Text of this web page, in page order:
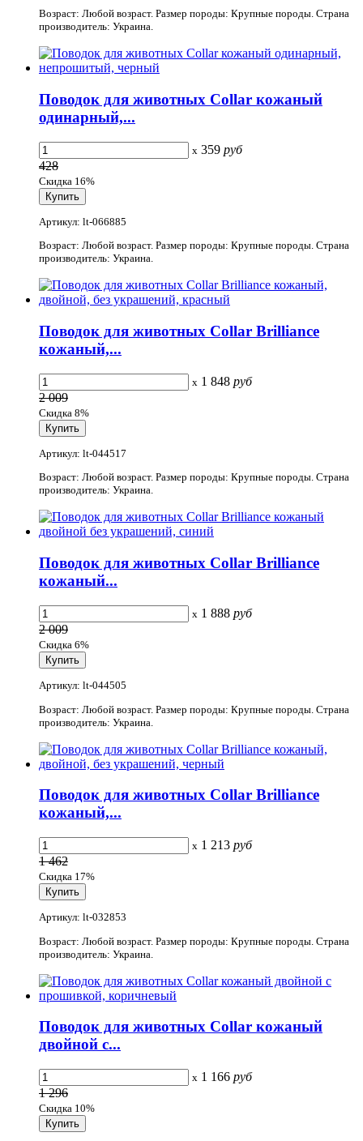
Возраст: Любой возраст. Размер породы: Крупные породы. Страна
производитель: Украина.
Поводок для животных Collar кожаный
одинарный,...
x 359 руб
428
Скидка 16%
Артикул: lt-066885
Возраст: Любой возраст. Размер породы: Крупные породы. Страна
производитель: Украина.
Поводок для животных Collar Brilliance
кожаный,...
x 1 848 руб
2 009
Скидка 8%
Артикул: lt-044517
Возраст: Любой возраст. Размер породы: Крупные породы. Страна
производитель: Украина.
Поводок для животных Collar Brilliance
кожаный...
x 1 888 руб
2 009
Скидка 6%
Артикул: lt-044505
Возраст: Любой возраст. Размер породы: Крупные породы. Страна
производитель: Украина.
Поводок для животных Collar Brilliance
кожаный,...
x 1 213 руб
1 462
Скидка 17%
Артикул: lt-032853
Возраст: Любой возраст. Размер породы: Крупные породы. Страна
производитель: Украина.
Поводок для животных Collar кожаный
двойной с...
x 1 166 руб
1 296
Скидка 10%